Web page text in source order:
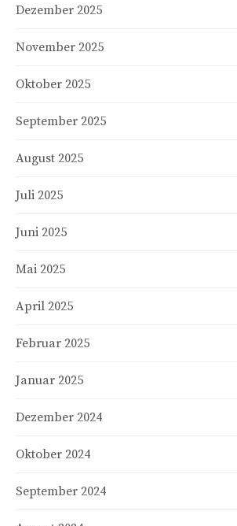
Dezember 2025
November 2025
Oktober 2025
September 2025
August 2025
Juli 2025
Juni 2025
Mai 2025
April 2025
Februar 2025
Januar 2025
Dezember 2024
Oktober 2024
September 2024